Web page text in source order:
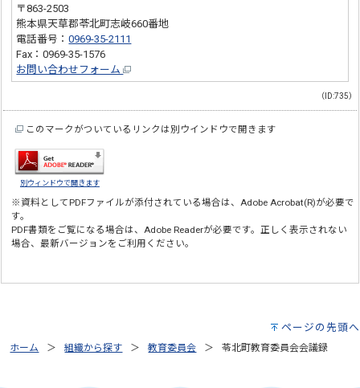
〒863-2503
熊本県天草郡苓北町志岐660番地
電話番号：0969-35-2111
Fax：0969-35-1576
お問い合わせフォーム
（ID:735）
このマークがついているリンクは別ウインドウで開きます
別ウィンドウで開きます
※資料としてPDFファイルが添付されている場合は、Adobe Acrobat(R)が必要で
す。
PDF書類をご覧になる場合は、Adobe Readerが必要です。正しく表示されない
場合、最新バージョンをご利用ください。
ページの先頭へ
ホーム 組織から探す 教育委員会 苓北町教育委員会会議録